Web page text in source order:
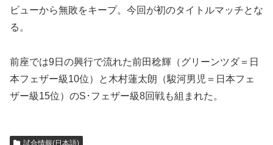
ビューから無敗をキープ。今回が初のタイトルマッチとな
る。
前座では9日の興行で流れた前田稔輝（グリーンツダ＝日
本フェザー級10位）と木村蓮太朗（駿河男児＝日本フェ
ザー級15位）のS･フェザー級8回戦も組まれた。
試合情報(日本語)